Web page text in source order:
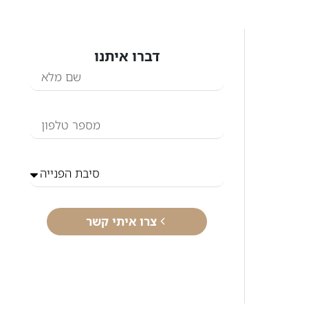
דברו איתנו
צרו איתי קשר